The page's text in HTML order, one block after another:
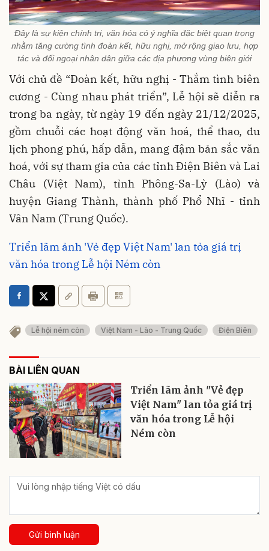
Đây là sự kiện chính trị, văn hóa có ý nghĩa đặc biệt quan trọng
nhằm tăng cường tình đoàn kết, hữu nghị, mở rộng giao lưu, hợp
tác và đối ngoại nhân dân giữa các địa phương vùng biên giới
Với chủ đề “Đoàn kết, hữu nghị - Thắm tình biên
cương - Cùng nhau phát triển”, Lễ hội sẽ diễn ra
trong ba ngày, từ ngày 19 đến ngày 21/12/2025,
gồm chuỗi các hoạt động văn hoá, thể thao, du
lịch phong phú, hấp dẫn, mang đậm bản sắc văn
hoá, với sự tham gia của các tỉnh Điện Biên và Lai
Châu (Việt Nam), tỉnh Phông-Sa-Lỳ (Lào) và
huyện Giang Thành, thành phố Phổ Nhĩ - tỉnh
Vân Nam (Trung Quốc).
Triển lãm ảnh 'Vẻ đẹp Việt Nam' lan tỏa giá trị
văn hóa trong Lễ hội Ném còn
Lễ hội ném còn Việt Nam - Lào - Trung Quốc Điện Biên
BÀI LIÊN QUAN
Triển lãm ảnh "Vẻ đẹp
Việt Nam" lan tỏa giá trị
văn hóa trong Lễ hội
Ném còn
Gửi bình luận